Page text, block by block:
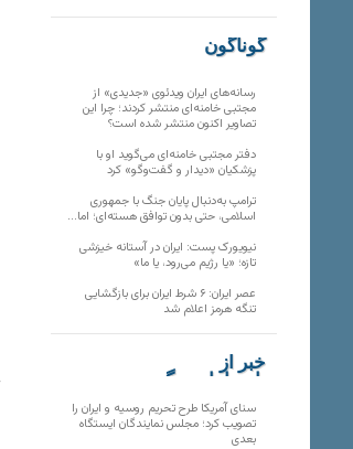
گوناگون
رسانه‌های ایران ویدئوی «جدیدی» از
مجتبی خامنه‌ای منتشر کردند؛ چرا این
تصاویر اکنون منتشر شده است؟
دفتر مجتبی خامنه‌ای می‌گوید او با
پزشکیان «دیدار و گفت‌وگو» کرد
ترامپ به‌دنبال پایان جنگ با جمهوری
اسلامی، حتی بدون توافق هسته‌ای؛ اما…
نیویورک پست: ایران در آستانه خیزشی
تازه؛ «یا رژیم می‌رود، یا ما»
عصر ایران: ۶ شرط ایران برای بازگشایی
تنگه هرمز اعلام شد
خبر از
تارنماهای دیگر
سنای آمریکا طرح تحریم روسیه و ایران را
تصویب کرد؛ مجلس نمایندگان ایستگاه
بعدی